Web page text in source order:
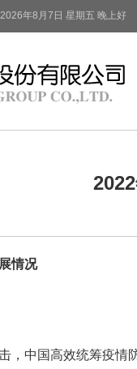
2026年8月7日 星期五 晚上好
情况
，中国高效统筹疫